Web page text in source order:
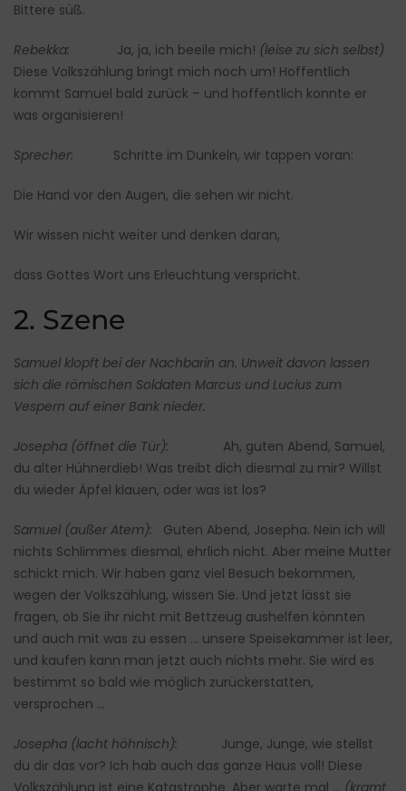
Bittere süß.
Rebekka: Ja, ja, ich beeile mich! (leise zu sich selbst)
Diese Volkszählung bringt mich noch um! Hoffentlich
kommt Samuel bald zurück – und hoffentlich konnte er
was organisieren!
Sprecher: Schritte im Dunkeln, wir tappen voran:
Die Hand vor den Augen, die sehen wir nicht.
Wir wissen nicht weiter und denken daran,
dass Gottes Wort uns Erleuchtung verspricht.
2. Szene
Samuel klopft bei der Nachbarin an. Unweit davon lassen
sich die römischen Soldaten Marcus und Lucius zum
Vespern auf einer Bank nieder.
Josepha (öffnet die Tür): Ah, guten Abend, Samuel,
du alter Hühnerdieb! Was treibt dich diesmal zu mir? Willst
du wieder Äpfel klauen, oder was ist los?
Samuel (außer Atem): Guten Abend, Josepha. Nein ich will
nichts Schlimmes diesmal, ehrlich nicht. Aber meine Mutter
schickt mich. Wir haben ganz viel Besuch bekommen,
wegen der Volkszählung, wissen Sie. Und jetzt lässt sie
fragen, ob Sie ihr nicht mit Bettzeug aushelfen könnten
und auch mit was zu essen … unsere Speisekammer ist leer,
und kaufen kann man jetzt auch nichts mehr. Sie wird es
bestimmt so bald wie möglich zurückerstatten,
versprochen …
Josepha (lacht höhnisch): Junge, Junge, wie stellst
du dir das vor? Ich hab auch das ganze Haus voll! Diese